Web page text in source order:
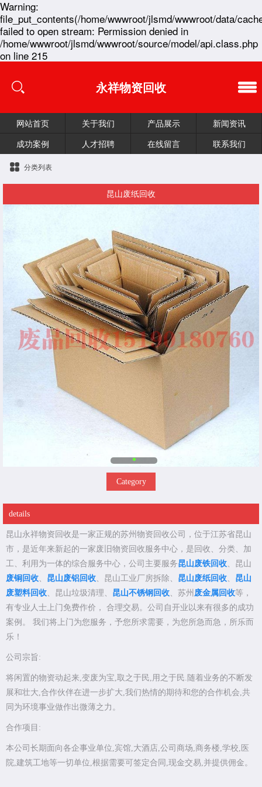
Warning:
file_put_contents(/home/wwwroot/jlsmd/wwwroot/data/
failed to open stream: Permission denied in
/home/wwwroot/jlsmd/wwwroot/source/model/api.class.php
on line 215
永祥物资回收
网站首页 关于我们 产品展示
新闻资讯
成功案例
人才招聘 在线留言 联系我们
分类列表
昆山废纸回收
Category
details
昆山永祥物资回收是一家正规的苏州物资回收公司，位于江苏省昆山
市，是近年来新起的一家废旧物资回收服务中心，是回收、分类、加
工、利用为一体的综合服务中心，公司主要服务昆山废铁回收 、昆山
废铜回收
昆山废铝回收 、昆山工业厂房拆除、 昆山废纸回收
昆山
废塑料回收 、昆山垃圾清理、 昆山不锈钢回收 、苏州 废金属回收等，
有专业人士上门免费作价， 合理交易。公司自开业以来有很多的成功
案例。 我们将上门为您服务，予您所求需要，为您所急而急，所乐而
乐！
公司宗旨:
将闲置的物资动起来,变废为宝,取之于民,用之于民.随着业务的不断发
展和壮大,合作伙伴在进一步扩大,我们热情的期待和您的合作机会,共
同为环境事业做作出微薄之力。
合作项目:
本公司长期面向各企事业单位,宾馆,大酒店,公司商场,商务楼,学校,医
院,建筑工地等一切单位,根据需要可签定合同,现金交易,并提供佣金。